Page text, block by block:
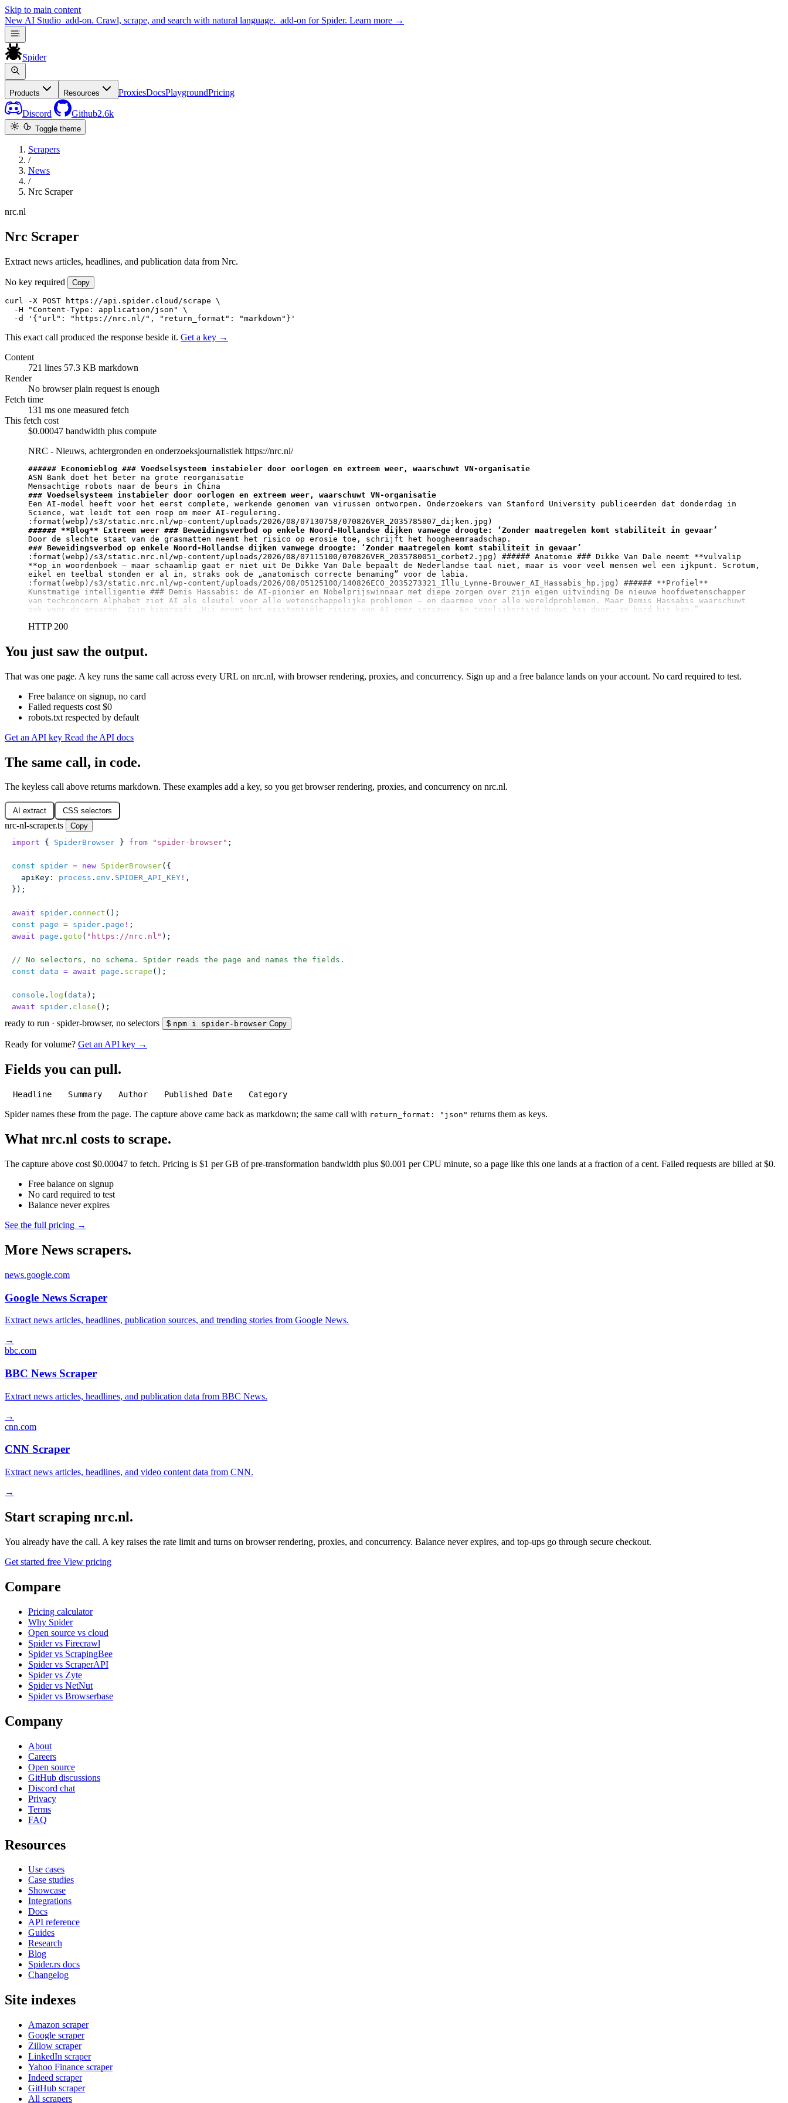
Skip to main content
New AI Studio add-on. Crawl, scrape, and search with natural language. add-on for Spider. Learn more →
Spider
Products Resources ProxiesDocsPlaygroundPricing
Discord Github2.6k
Toggle theme
Scrapers
/
News
/
Nrc Scraper
nrc.nl
Nrc Scraper
Extract news articles, headlines, and publication data from Nrc.
No key required Copy
curl -X POST https://api.spider.cloud/scrape \
  -H "Content-Type: application/json" \
  -d '{"url": "https://nrc.nl/", "return_format": "markdown"}'
This exact call produced the response beside it. Get a key →
Content
721 lines 57.3 KB markdown
Render
No browserplain request is enough
Fetch time
131 ms one measured fetch
This fetch cost
$0.00047 bandwidth plus compute
NRC - Nieuws, achtergronden en onderzoeksjournalistiek https://nrc.nl/
###### Economieblog ### Voedselsysteem instabieler door oorlogen en extreem weer, waarschuwt VN-organisatie
ASN Bank doet het beter na grote reorganisatie
### Voedselsysteem instabieler door oorlogen en extreem weer, waarschuwt VN-organisatie
Een AI-model heeft voor het eerst complete, werkende genomen van virussen ontworpen. Onderzoekers van Stanford University publiceerden dat donderdag in
Science, wat leidt tot een roep om meer AI-regulering.
###### **Blog** Extreem weer ### Beweidingsverbod op enkele Noord-Hollandse dijken vanwege droogte: ‘Zonder maatregelen komt stabiliteit in gevaar’
### Beweidingsverbod op enkele Noord-Hollandse dijken vanwege droogte: ‘Zonder maatregelen komt stabiliteit in gevaar’
:format(webp)/s3/static.nrc.nl/wp-content/uploads/2026/08/07115100/070826VER_2035780051_corbet2.jpg) ###### Anatomie ### Dikke Van Dale neemt **vulvalip
**op in woordenboek – maar schaamlip gaat er niet uit De Dikke Van Dale bepaalt de Nederlandse taal niet, maar is voor veel mensen wel een ijkpunt. Scrotum,
eikel en teelbal stonden er al in, straks ook de „anatomisch correcte benaming” voor de labia.
:format(webp)/s3/static.nrc.nl/wp-content/uploads/2026/08/05125100/140826ECO_2035273321_Illu_Lynne-Brouwer_AI_Hassabis_hp.jpg) ###### **Profiel**
Kunstmatige intelligentie ### Demis Hassabis: de AI-pionier en Nobelprijswinnaar met diepe zorgen over zijn eigen uitvinding De nieuwe hoofdwetenschapper
van techconcern Alphabet ziet AI als sleutel voor alle wetenschappelijke problemen – en daarmee voor alle wereldproblemen. Maar Demis Hassabis waarschuwt
ook voor de gevaren. Zijn biograaf: „Hij neemt het existentiële risico van AI zeer serieus. En tegelijkertijd bouwt hij door, zo hard hij kan.”
HTTP 200
You just saw the output.
That was one page. A key runs the same call across every URL on nrc.nl, with browser rendering, proxies, and concurrency. Sign up and a free balance lands on your account. No card required to test.
Free balance on signup, no card
Failed requests cost $0
robots.txt respected by default
Get an API key Read the API docs
The same call, in code.
The keyless call above returns markdown. These examples add a key, so you get browser rendering, proxies, and concurrency on nrc.nl.
AI extract CSS selectors
nrc-nl-scraper.ts
Copy
import { SpiderBrowser } from " spider-browser" ;
const spider = new SpiderBrowser({
  apiKey
: process . env . SPIDER_API_KEY ! ,
});
await spider . connect ();
const page = spider . page ! ;
await page . goto ( " https://nrc.nl " );
// No selectors, no schema. Spider reads the page and names the fields.
const data = await page . scrape ();
console . log ( data );
await spider . close ();
ready to run · spider-browser, no selectors $ npm i spider-browser Copy
Ready for volume? Get an API key →
Fields you can pull.
Headline Summary Author Published Date Category
Spider names these from the page. The capture above came back as markdown; the same call with return_format: "json" returns them as keys.
What nrc.nl costs to scrape.
The capture above cost $0.00047 to fetch. Pricing is $1 per GB of pre-transformation bandwidth plus $0.001 per CPU minute, so a page like this one lands at a fraction of a cent. Failed requests are billed at $0.
Free balance on signup
No card required to test
Balance never expires
See the full pricing →
More News scrapers.
news.google.com
Google News Scraper
Extract news articles, headlines, publication sources, and trending stories from Google News.
→
bbc.com
BBC News Scraper
Extract news articles, headlines, and publication data from BBC News.
→
cnn.com
CNN Scraper
Extract news articles, headlines, and video content data from CNN.
→
Start scraping nrc.nl.
You already have the call. A key raises the rate limit and turns on browser rendering, proxies, and concurrency. Balance never expires, and top-ups go through secure checkout.
Get started free View pricing
Compare
Pricing calculator
Why Spider
Open source vs cloud
Spider vs Firecrawl
Spider vs ScrapingBee
Spider vs ScraperAPI
Spider vs Zyte
Spider vs NetNut
Spider vs Browserbase
Company
About
Careers
Open source
GitHub discussions
Discord chat
Privacy
Terms
FAQ
Resources
Use cases
Case studies
Showcase
Integrations
Docs
API reference
Guides
Research
Blog
Spider.rs docs
Changelog
Site indexes
Amazon scraper
Google scraper
Zillow scraper
LinkedIn scraper
Yahoo Finance scraper
Indeed scraper
GitHub scraper
All scrapers